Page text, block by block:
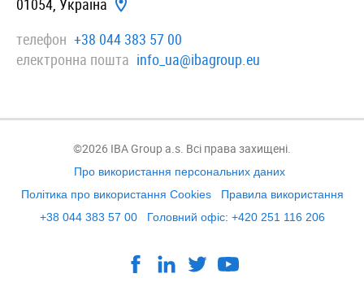
01054, Україна
телефон +38 044 383 57 00
електронна пошта info_ua@ibagroup.eu
©2026 IBA Group a.s. Всі права захищені.
Про використання персональних даних
Політика про використання Cookies
Правила використання
+38 044 383 57 00
Головний офіс: +420 251 116 206